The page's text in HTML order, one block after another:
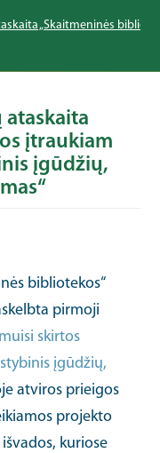
„Skaitmeninės
įtraukiam
įgūdžių,
bibliotekos“
pirmoji
skirtos
įgūdžių,
atviros prieigos
projekto
kuriose